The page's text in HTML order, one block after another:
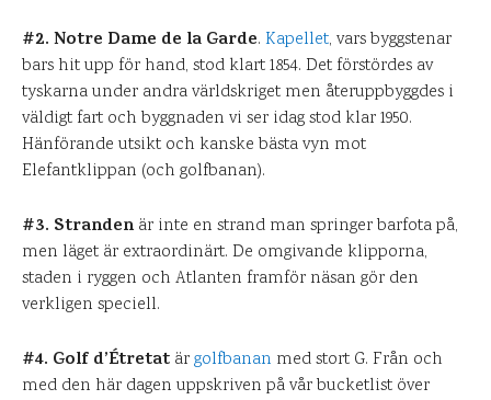
#2. Notre Dame de la Garde. Kapellet, vars byggstenar
bars hit upp för hand, stod klart 1854. Det förstördes av
tyskarna under andra världskriget men återuppbyggdes i
väldigt fart och byggnaden vi ser idag stod klar 1950.
Hänförande utsikt och kanske bästa vyn mot
Elefantklippan (och golfbanan).
#3. Stranden är inte en strand man springer barfota på,
men läget är extraordinärt. De omgivande klipporna,
staden i ryggen och Atlanten framför näsan gör den
verkligen speciell.
#4. Golf d’Étretat ärgolfbanan med stort G. Från och
med den här dagen uppskriven på vår bucketlist över